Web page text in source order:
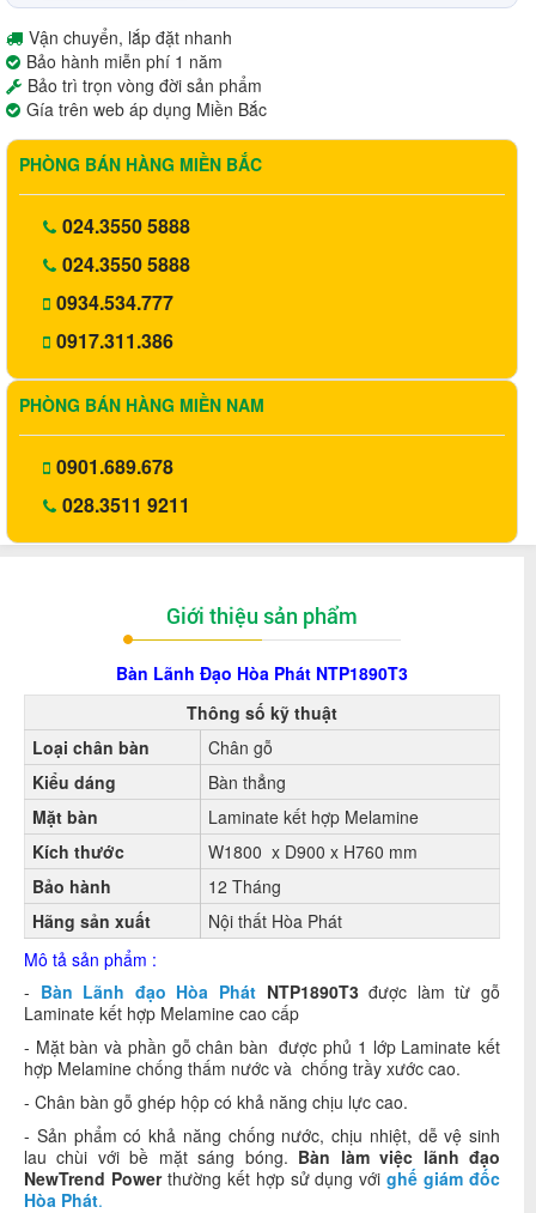
Vận chuyển, lắp đặt nhanh
Bảo hành miễn phí 1 năm
Bảo trì trọn vòng đời sản phẩm
Gía trên web áp dụng Miền Bắc
PHÒNG BÁN HÀNG MIỀN BẮC
024.3550 5888
024.3550 5888
0934.534.777
0917.311.386
PHÒNG BÁN HÀNG MIỀN NAM
0901.689.678
028.3511 9211
Giới thiệu sản phẩm
Bàn Lãnh Đạo Hòa Phát NTP1890T3
Thông số kỹ thuật
Loại chân bàn
Chân gỗ
Kiểu dáng
Bàn thẳng
Mặt bàn
Laminate kết hợp Melamine
Kích thước
W1800 x D900 x H760 mm
Bảo hành
12 Tháng
Hãng sản xuất
Nội thất Hòa Phát
Mô tả sản phẩm :
- Bàn Lãnh đạo Hòa Phát NTP1890T3được làm từ gỗ
Laminate kết hợp Melamine cao cấp
- Mặt bàn và phần gỗ chân bàn được phủ 1 lớp Laminate kết
hợp Melamine chống thấm nước và chống trầy xước cao.
- Chân bàn gỗ ghép hộp có khả năng chịu lực cao.
- Sản phẩm có khả năng chống nước, chịu nhiệt, dễ vệ sinh
lau chùi với bề mặt sáng bóng. Bàn làm việc lãnh đạo
NewTrend Powerthường kết hợp sử dụng vớighế giám đốc
Hòa Phát.